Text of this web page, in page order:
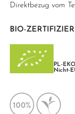
Direktbezug vom
BIO-
PL-
Nicht-